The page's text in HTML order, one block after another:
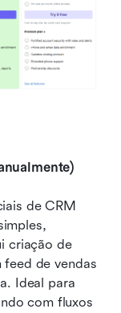
de CRM
criação de
de vendas
Ideal para
com fluxos